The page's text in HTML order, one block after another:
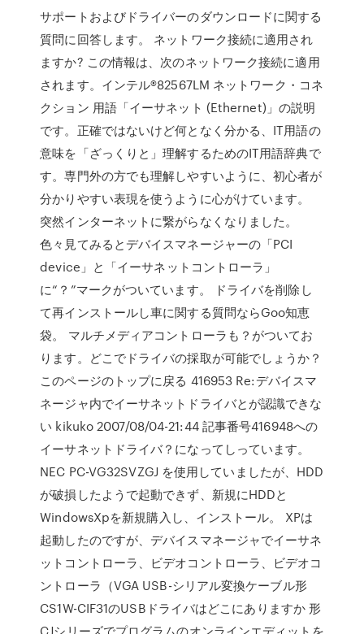
サポートおよびドライバーのダウンロードに関する
質問に回答します。 ネットワーク接続に適用され
ますか? この情報は、次のネットワーク接続に適用
されます。インテル®82567LM ネットワーク・コネ
クション 用語「イーサネット (Ethernet)」の説明
です。正確ではないけど何となく分かる、IT用語の
意味を「ざっくりと」理解するためのIT用語辞典で
す。専門外の方でも理解しやすいように、初心者が
分かりやすい表現を使うように心がけています。
突然インターネットに繋がらなくなりました。
色々見てみるとデバイスマネージャーの「PCI
device」と「イーサネットコントローラ」
に“？”マークがついています。 ドライバを削除し
て再インストールし車に関する質問ならGoo知恵
袋。 マルチメディアコントローラも？がついてお
ります。どこでドライバの採取が可能でしょうか？
このページのトップに戻る 416953 Re:デバイスマ
ネージャ内でイーサネットドライバとが認識できな
い kikuko 2007/08/04-21:44 記事番号416948への
イーサネットドライバ？になってしっています。
NEC PC-VG32SVZGJ を使用していましたが、HDD
が破損したようで起動できず、新規にHDDと
WindowsXpを新規購入し、インストール。 XPは
起動したのですが、デバイスマネージャでイーサネ
ットコントローラ、ビデオコントローラ、ビデオコ
ントローラ（VGA USB-シリアル変換ケーブル形
CS1W-CIF31のUSBドライバはどこにありますか 形
CJシリーズでプログラムのオンラインエディットを